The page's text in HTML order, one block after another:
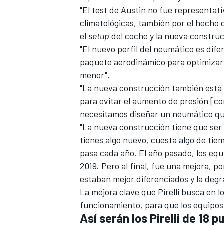
MÁS CATEGORÍAS
"El test de Austin no fue
climatológicas, también por el
el setup del coche y la nueva
"El nuevo perfil del neumático es
paquete aerodinámico para
menor".
"La nueva construcción también
para evitar el aumento de presión
necesitamos diseñar un neumático
"La nueva construcción tiene que
tienes algo nuevo, cuesta algo de
pasa cada año. El año pasado, los
2019. Pero al final, fue una mejora,
estaban mejor diferenciados y la
La mejora clave que Pirelli busca en
funcionamiento, para que los
Así serán los Pirelli de 18